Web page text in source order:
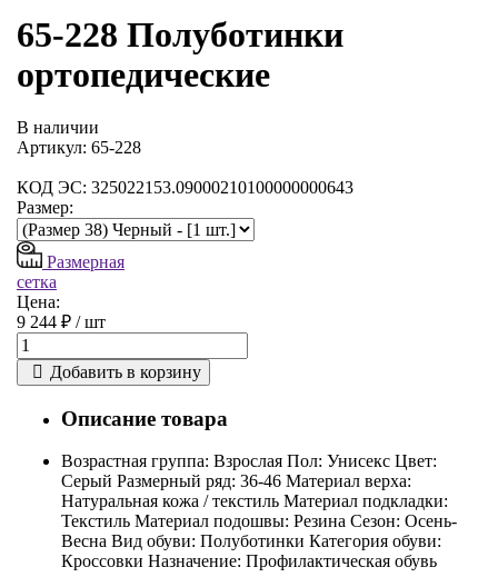
65-228 Полуботинки
ортопедические
В наличии
Артикул: 65-228
КОД ЭС: 325022153.09000210100000000643
Размер:
Размерная
сетка
Цена:
9 244 ₽ /шт
Добавить в корзину
Описание товара
Возрастная группа: Взрослая Пол: Унисекс Цвет:
Серый Размерный ряд: 36-46 Материал верха:
Натуральная кожа / текстиль Материал подкладки:
Текстиль Материал подошвы: Резина Сезон: Осень-
Весна Вид обуви: Полуботинки Категория обуви:
Кроссовки Назначение: Профилактическая обувь